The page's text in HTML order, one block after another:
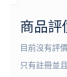
商品評
目前沒有評
只有註冊並